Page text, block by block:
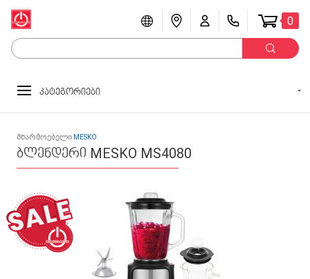
0
კატეგორიები
მწარმოებელი MESKO
ბლენდერი MESKO MS4080